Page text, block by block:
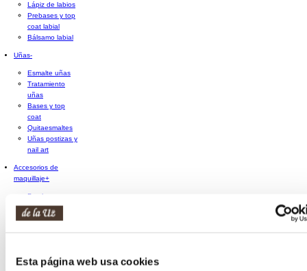
Esta página web usa cookies
Lápiz de labios
Prebases y top
coat labial
Bálsamo labial
Uñas-
Esmalte uñas
Tratamiento
uñas
Bases y top
coat
Quitaesmaltes
Uñas postizas y
nail art
Accesorios de
maquillaje+
Brochas y
pinceles
Esponjas de
pestañas